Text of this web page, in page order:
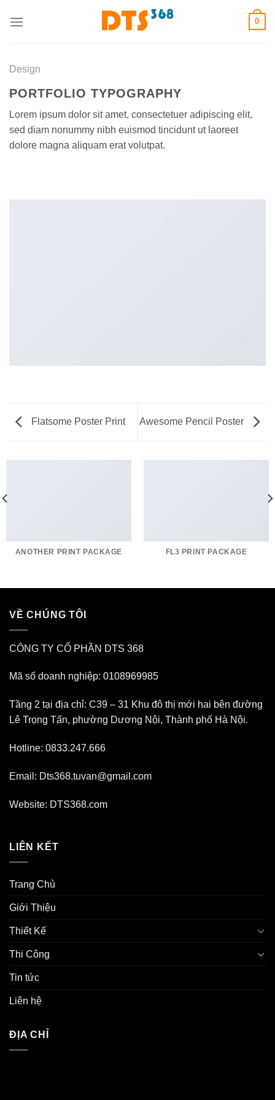
0
Design
PORTFOLIO TYPOGRAPHY
Lorem ipsum dolor sit amet, consectetuer adipiscing elit,
sed diam nonummy nibh euismod tincidunt ut laoreet
dolore magna aliquam erat volutpat.
Flatsome Poster Print Awesome Pencil Poster
ANOTHER PRINT PACKAGE FL3 PRINT PACKAGE
VỀ CHÚNG TÔI
CÔNG TY CỔ PHẦN DTS 368
Mã số doanh nghiệp: 0108969985
Tầng 2 tại địa chỉ: C39 – 31 Khu đô thị mới hai bên đường
Lê Trọng Tấn, phường Dương Nội, Thành phố Hà Nội.
Hotline: 0833.247.666
Email: Dts368.tuvan@gmail.com
Website: DTS368.com
LIÊN KẾT
Trang Chủ
Giới Thiệu
Thiết Kế
Thi Công
Tin tức
Liên hệ
ĐỊA CHỈ